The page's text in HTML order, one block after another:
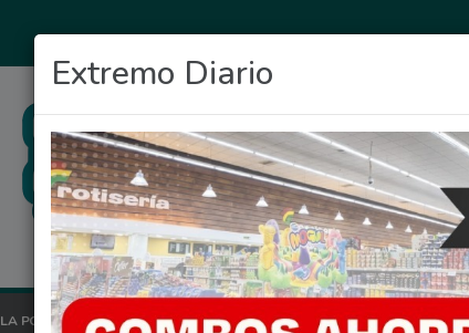
LA POSTA HOY OCIO DEPORTES FIGHIERA GENERAL LAGOS
Extremo Diario